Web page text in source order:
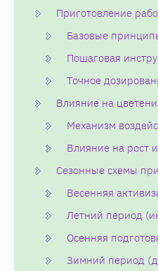
Приготовление
Базовые
Пошаговая
Точное
Влияние на
Механизм
Влияние на рост
Сезонные схемы
Весенняя
Летний период
Осенняя
Зимний период